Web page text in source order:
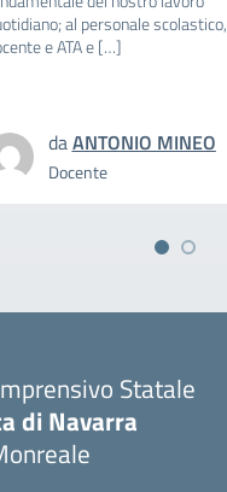
al personale scolastico,
e ATA e […]
daANTONIO MINEO
Docente
Statale
di Navarra